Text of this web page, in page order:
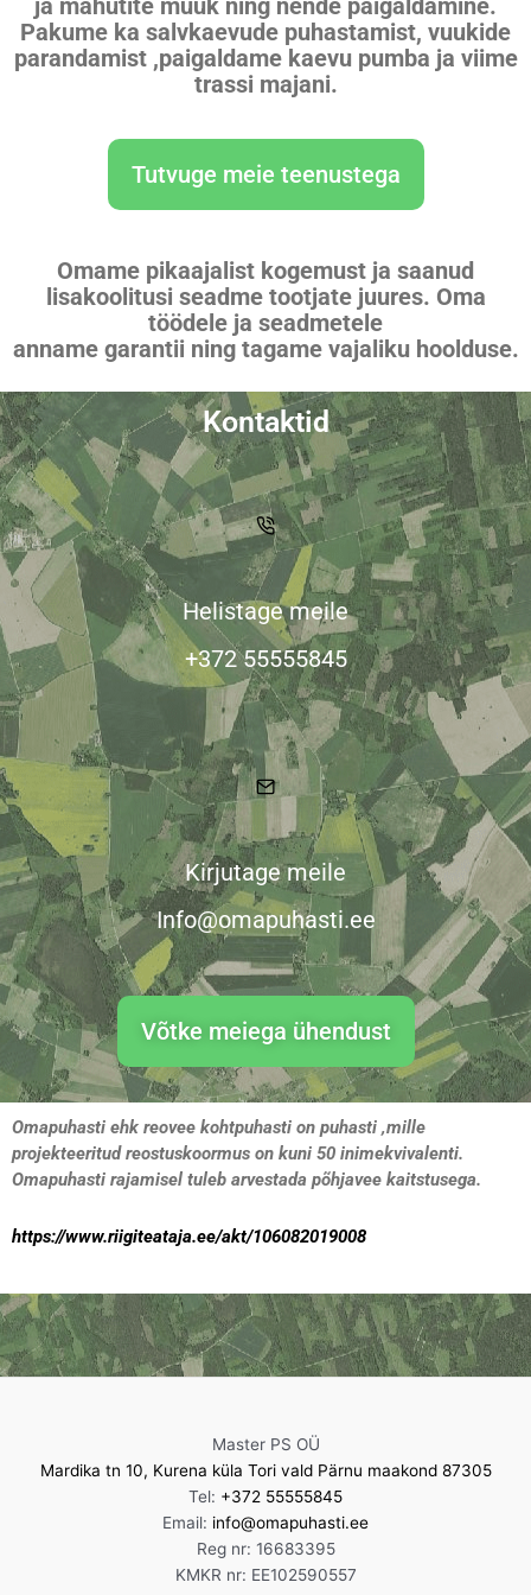
ja mahutite müük ning nende paigaldamine.
Pakume ka salvkaevude puhastamist, vuukide
parandamist ,paigaldame kaevu pumba ja viime
trassi majani.
Tutvuge meie teenustega
Omame pikaajalist kogemust ja saanud
lisakoolitusi seadme tootjate juures. Oma
töödele ja seadmetele
anname garantii ning tagame vajaliku hoolduse.
Kontaktid
Helistage meile
+372 55555845
Kirjutage meile
Info@omapuhasti.ee
Võtke meiega ühendust
Omapuhasti ehk reovee kohtpuhasti on puhasti ,mille
projekteeritud reostuskoormus on kuni 50 inimekvivalenti.
Omapuhasti rajamisel tuleb arvestada põhjavee kaitstusega.
https://www.riigiteataja.ee/akt/106082019008
Master PS OÜ
Mardika tn 10, Kurena küla Tori vald Pärnu maakond 87305
Tel: +372 55555845
Email: info@omapuhasti.ee
Reg nr: 16683395
KMKR nr: EE102590557